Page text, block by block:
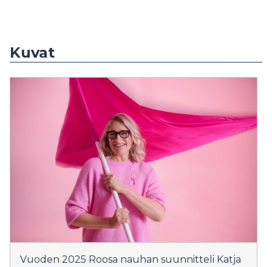
Kuvat
Vuoden 2025 Roosa nauhan suunnitteli Katja